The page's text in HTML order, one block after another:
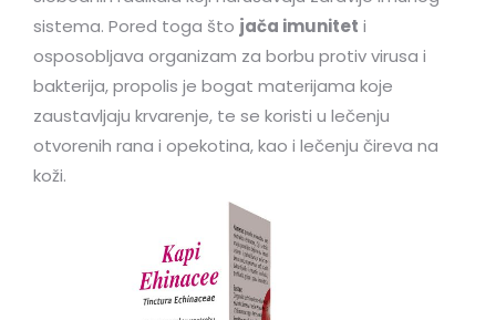
sistema. Pored toga što jača imunitet i
osposobljava organizam za borbu protiv virusa i
bakterija, propolis je bogat materijama koje
zaustavljaju krvarenje, te se koristi u lečenju
otvorenih rana i opekotina, kao i lečenju čireva na
koži.